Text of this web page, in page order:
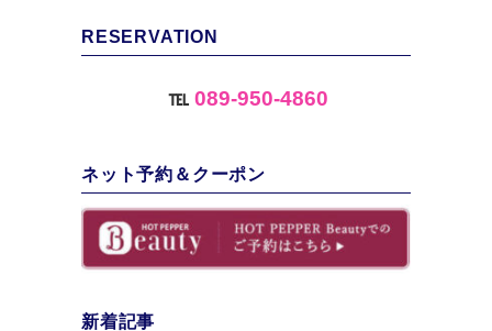
RESERVATION
℡ 089-950-4860
ネット予約＆クーポン
新着記事